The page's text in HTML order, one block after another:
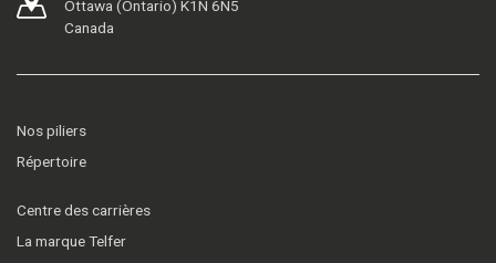
Ottawa (Ontario) K1N 6N5
Canada
Nos piliers
Répertoire
Centre des carrières
La marque Telfer